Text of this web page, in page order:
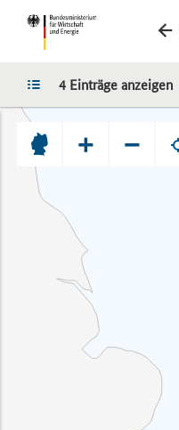
LISTE
4 Einträge anzeigen
+ −